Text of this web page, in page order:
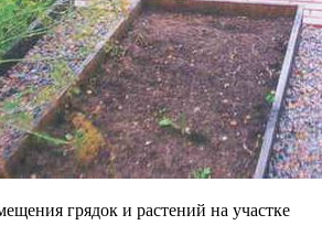
грядок и растений на участке